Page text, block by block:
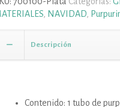
, NAVIDAD,
Descripción
Contenido: 1 tubo de